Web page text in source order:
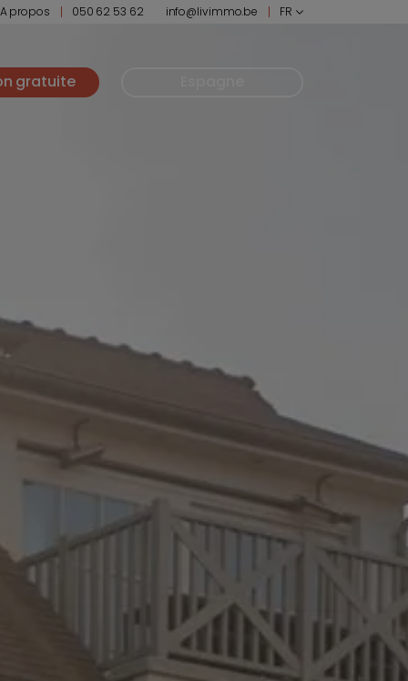
A propos 050 62 53 62 info@livimmo.be FR
gratuite